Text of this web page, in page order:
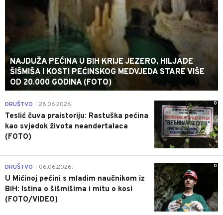
NAJDUŽA PEĆINA U BIH KRIJE JEZERO, HILJADE
ŠIŠMIŠA I KOSTI PEĆINSKOG MEDVJEDA STARE VIŠE
OD 20.000 GODINA (FOTO)
0
DRUŠTVO 28.06.2026.
Teslić čuva praistoriju: Rastuška pećina
kao svjedok života neandertalaca
(FOTO)
0
DRUŠTVO 06.06.2026.
U Mićinoj pećini s mladim naučnikom iz
BiH: Istina o šišmišima i mitu o kosi
(FOTO/VIDEO)